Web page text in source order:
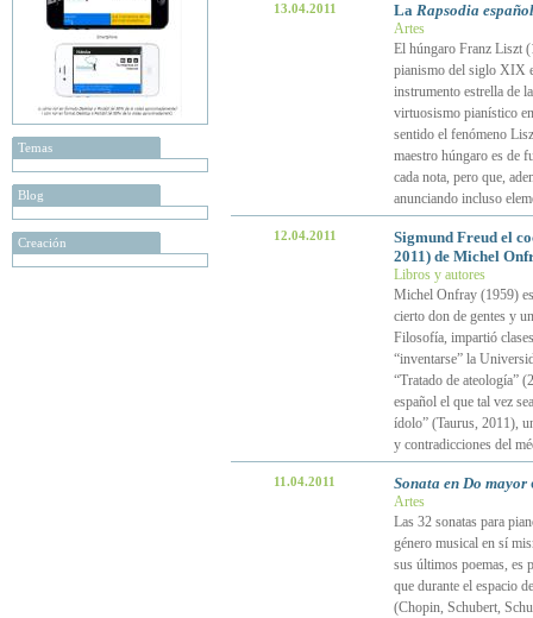
Temas
Blog
Creación
13.04.2011 La Rapsodia
Artes
El húngaro Franz Liszt
pianismo del siglo XIX
instrumento estrella de
virtuosismo pianístico
sentido el fenómeno
maestro húngaro es de
cada nota, pero que,
anunciando incluso
12.04.2011
Sigmund Freud el
2011) de Michel
Libros y autores
Michel Onfray (1959)
cierto don de gentes y
Filosofía, impartió
“inventarse” la
“Tratado de ateología”
español el que tal vez
ídolo” (Taurus, 2011),
y contradicciones del
11.04.2011 Sonata en Do mayor
Artes
Las 32 sonatas para
género musical en sí
sus últimos poemas, es
que durante el espacio
(Chopin, Schubert,